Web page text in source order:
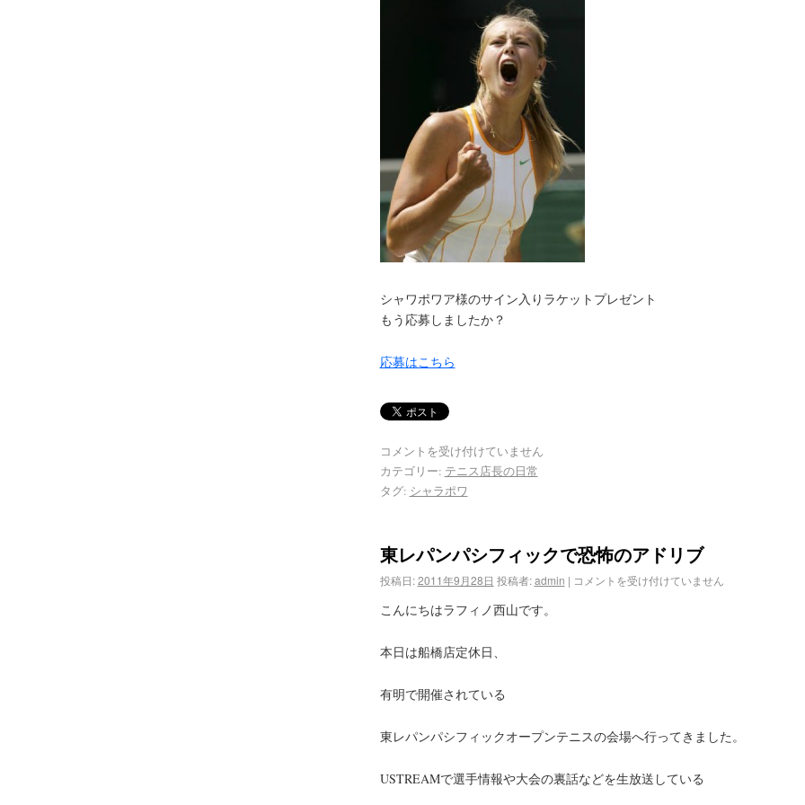
シャワポワア様のサイン入りラケットプレゼント
もう応募しましたか？
応募はこちら
コメントを受け付けていません
カテゴリー: テニス店長の日常
タグ: シャラポワ
東レパンパシフィックで恐怖のアドリブ
投稿日: 2011年9月28日 投稿者: admin | コメントを受け付けていません
こんにちはラフィノ西山です。
本日は船橋店定休日、
有明で開催されている
東レパンパシフィックオープンテニスの会場へ行ってきました。
USTREAMで選手情報や大会の裏話などを生放送している